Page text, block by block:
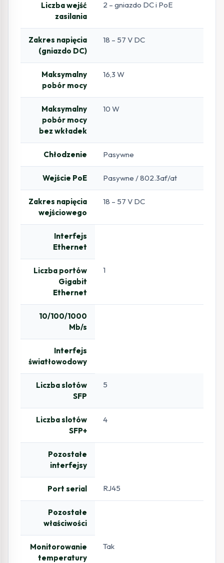
Liczba wejść
zasilania
2 – gniazdo DC i PoE
Zakres napięcia
(gniazdo DC)
18 – 57 V DC
Maksymalny
pobór mocy
16,3 W
Maksymalny
pobór mocy
bez wkładek
10 W
Chłodzenie Pasywne
Wejście PoE Pasywne / 802.3af/at
Zakres napięcia
wejściowego
18 – 57 V DC
Interfejs
Ethernet
Liczba portów
Gigabit
Ethernet
1
10/100/1000
Mb/s
Interfejs
światłowodowy
Liczba slotów
SFP
5
Liczba slotów
SFP+
4
Pozostałe
interfejsy
Port serial RJ45
Pozostałe
właściwości
Monitorowanie
temperatury
Tak